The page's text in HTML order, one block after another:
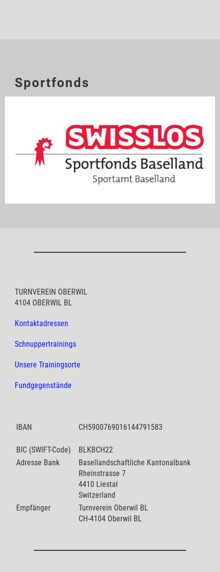
Sportfonds
TURNVEREIN OBERWIL
4104 OBERWIL BL
Kontaktadressen
Schnuppertrainings
Unsere Trainingsorte
Fundgegenstände
IBAN CH5900769016144791583
BIC (SWIFT-Code)
BLKBCH22
Adresse Bank
Basellandschaftliche Kantonalbank
Rheinstrasse 7
4410 Liestal
Switzerland
Empfänger
Turnverein Oberwil BL
CH-4104 Oberwil BL